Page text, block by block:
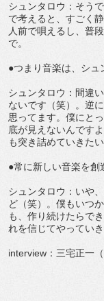
シュンタロウ：そう
で考えると、すごく
人前で唄えるし、普
で。
●つまり音楽は、シュ
シュンタロウ：間違
ないです（笑）。逆
思ってます。僕にと
底が見えないんです
も突き詰めていきた
●常に新しい音楽を創
シュンタロウ：いや
ど（笑）。僕もいつ
も、作り続けたらで
れを信じてやっていき
interview：三宅正一（